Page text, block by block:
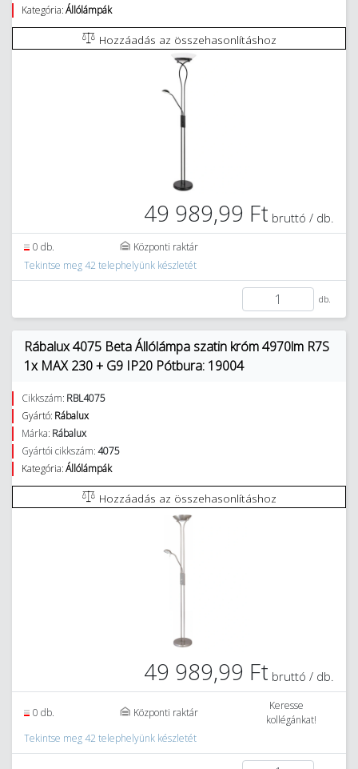
Kategória:Állólámpák
Hozzáadás az összehasonlításhoz
49 989,99 Ft bruttó / db.
0 db.
Központi raktár
Tekintse meg 42 telephelyünk készletét
db.
Rábalux 4075 Beta Állólámpa szatin króm 4970lm R7S
1x MAX 230 + G9 IP20 Pótbura: 19004
Cikkszám: RBL4075
Gyártó: Rábalux
Márka: Rábalux
Gyártói cikkszám:4075
Kategória:Állólámpák
Hozzáadás az összehasonlításhoz
49 989,99 Ft bruttó / db.
0 db. Központi raktár
Keresse
kollégánkat!
Tekintse meg 42 telephelyünk készletét